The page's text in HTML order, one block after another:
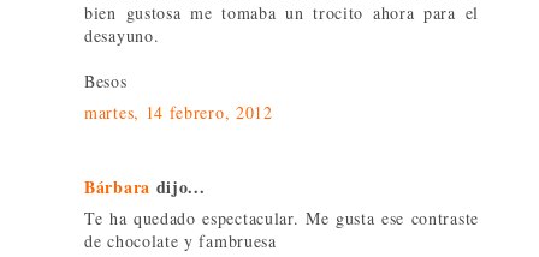
bien gustosa me tomaba un trocito ahora para el
desayuno.
Besos
martes, 14 febrero, 2012
Bárbara dijo...
Te ha quedado espectacular. Me gusta ese contraste
de chocolate y fambruesa